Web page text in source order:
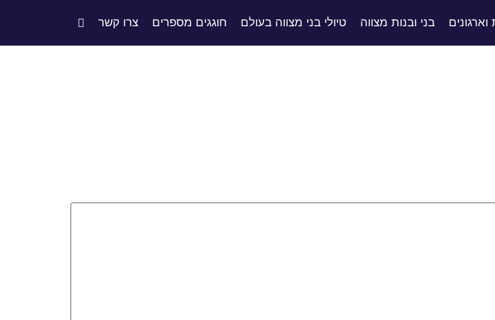
בני ובנות מצווה טיולי בני מצווה בעולם חוגגים מספרים צרו קשר